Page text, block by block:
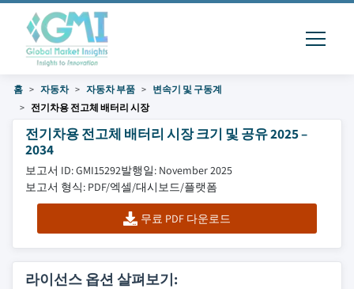
홈 자동차 자동차 부품
변속기 및 구동계
전기차용 전고체 배터리 시장
전기차용 전고체 배터리 시장 크기 및 공유 2025 –
2034
보고서 ID: GMI15292발행일: November 2025
보고서 형식: PDF/엑셀/대시보드/플랫폼
무료 PDF 다운로드
라이선스 옵션 살펴보기: